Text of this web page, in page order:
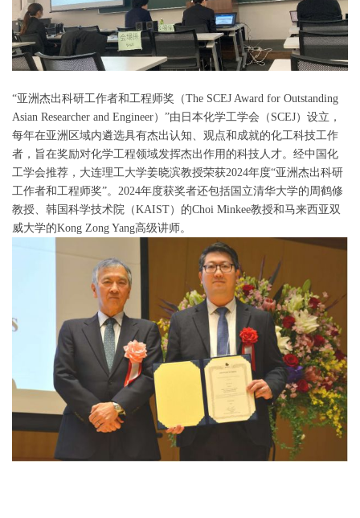
“亚洲杰出科研工作者和工程师奖（The SCEJ Award for Outstanding
Asian Researcher and Engineer）”由日本化学工学会（SCEJ）设立，
每年在亚洲区域内遴选具有杰出认知、观点和成就的化工科技工作
者，旨在奖励对化学工程领域发挥杰出作用的科技人才。经中国化
工学会推荐，大连理工大学姜晓滨教授荣获2024年度“亚洲杰出科研
工作者和工程师奖”。2024年度获奖者还包括国立清华大学的周鹤修
教授、韩国科学技术院（KAIST）的Choi Minkee教授和马来西亚双
威大学的Kong Zong Yang高级讲师。